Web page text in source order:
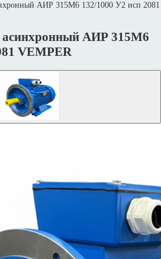
АИР 315М6 132/1000 У2 исп 2081
асинхронный АИР 315М6
VEMPER